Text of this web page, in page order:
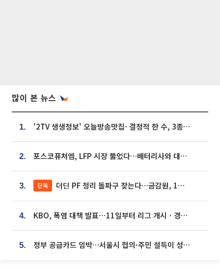
많이 본 뉴스
1. '2TV 생생정보' 오늘방송맛집- 결정적 한 수, 3종 메밀면! 메밀 소바 맛집 '의○○○○'
2. 포스코퓨처엠, LFP 시장 뚫었다…배터리사와 대규모 장기 공급 합의
3. 단독 더딘 PF 정리 돌파구 찾는다…금감원, 1년 반 만에 매각설명회 재개
4. KBO, 폭염 대책 발표⋯11일부터 리그 개시ㆍ경기 오후 7시 시작
5. 정부 공급카드 임박…서울시 협의·주민 설득이 성패 가른다 [부동산 해법 전쟁]